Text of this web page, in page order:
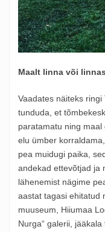
Maalt linna või
Vaadates näiteks
tunduda, et
paratamatu ning
elu ümber
pea muidugi paika,
andekad ettevõtjad ja
lähenemist nägime
aastat tagasi ehitatud
muuseum, Hiiumaa
Nurga“ galerii,